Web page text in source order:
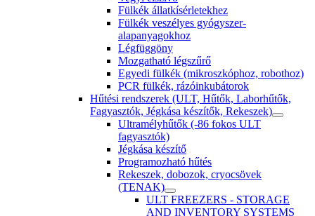
Fülkék állatkísérletekhez
Fülkék veszélyes gyógyszer-
alapanyagokhoz
Légfüggöny
Mozgatható légszűrő
Egyedi fülkék (mikroszkóphoz, robothoz)
PCR fülkék, rázóinkubátorok
Hűtési rendszerek (ULT, Hűtők, Laborhűtők,
Fagyasztók, Jégkása készítők, Rekeszek)
Ultramélyhűtők (-86 fokos ULT
fagyasztók)
Jégkása készítő
Programozható hűtés
Rekeszek, dobozok, cryocsövek
(TENAK)
ULT FREEZERS - STORAGE
AND INVENTORY SYSTEMS